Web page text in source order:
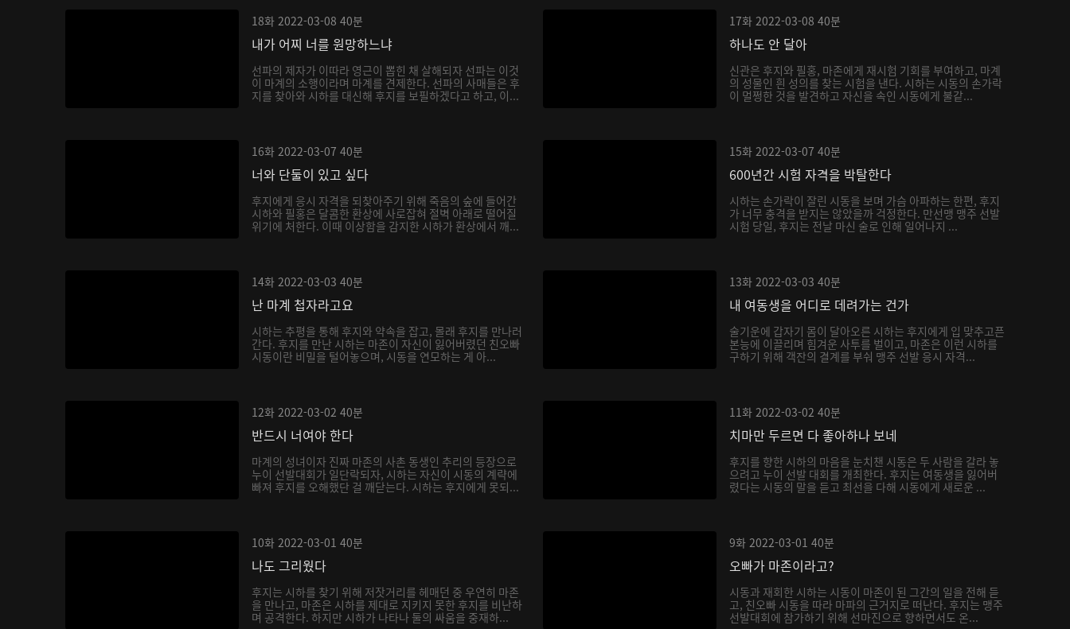
18화 2022-03-08 40분
내가 어찌 너를 원망하느냐
선파의 제자가 이따라 영근이 뽑힌 채 살해되자 선파는 이것
이 마계의 소행이라며 마계를 견제한다. 선파의 사매들은 후
지를 찾아와 시하를 대신해 후지를 보필하겠다고 하고, 이...
17화 2022-03-08 40분
하나도 안 달아
신관은 후지와 필홍, 마존에게 재시험 기회를 부여하고, 마계
의 성물인 흰 성의를 찾는 시험을 낸다. 시하는 시동의 손가락
이 멀쩡한 것을 발견하고 자신을 속인 시동에게 불같...
16화 2022-03-07 40분
너와 단둘이 있고 싶다
후지에게 응시 자격을 되찾아주기 위해 죽음의 숲에 들어간
시하와 필홍은 달콤한 환상에 사로잡혀 절벽 아래로 떨어질
위기에 처한다. 이때 이상함을 감지한 시하가 환상에서 깨...
15화 2022-03-07 40분
600년간 시험 자격을 박탈한다
시하는 손가락이 잘린 시동을 보며 가슴 아파하는 한편, 후지
가 너무 충격을 받지는 않았을까 걱정한다. 만선맹 맹주 선발
시험 당일, 후지는 전날 마신 술로 인해 일어나지 ...
14화 2022-03-03 40분
난 마계 첩자라고요
시하는 추평을 통해 후지와 약속을 잡고, 몰래 후지를 만나러
간다. 후지를 만난 시하는 마존이 자신이 잃어버렸던 친오빠
시동이란 비밀을 털어놓으며, 시동을 연모하는 게 아...
13화 2022-03-03 40분
내 여동생을 어디로 데려가는 건가
술기운에 갑자기 몸이 달아오른 시하는 후지에게 입 맞추고픈
본능에 이끌리며 힘겨운 사투를 벌이고, 마존은 이런 시하를
구하기 위해 객잔의 결계를 부숴 맹주 선발 응시 자격...
12화 2022-03-02 40분
반드시 너여야 한다
마계의 성녀이자 진짜 마존의 사촌 동생인 추리의 등장으로
누이 선발대회가 일단락되자, 시하는 자신이 시동의 계략에
빠져 후지를 오해했단 걸 깨닫는다. 시하는 후지에게 못되...
11화 2022-03-02 40분
치마만 두르면 다 좋아하나 보네
후지를 향한 시하의 마음을 눈치챈 시동은 두 사람을 갈라 놓
으려고 누이 선발 대회를 개최한다. 후지는 여동생을 잃어버
렸다는 시동의 말을 듣고 최선을 다해 시동에게 새로운 ...
10화 2022-03-01 40분
나도 그리웠다
후지는 시하를 찾기 위해 저잣거리를 헤매던 중 우연히 마존
을 만나고, 마존은 시하를 제대로 지키지 못한 후지를 비난하
며 공격한다. 하지만 시하가 나타나 둘의 싸움을 중재하...
9화 2022-03-01 40분
오빠가 마존이라고?
시동과 재회한 시하는 시동이 마존이 된 그간의 일을 전해 듣
고, 친오빠 시동을 따라 마파의 근거지로 떠난다. 후지는 맹주
선발대회에 참가하기 위해 선마진으로 향하면서도 온...